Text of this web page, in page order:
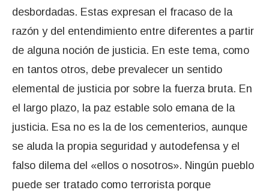
desbordadas. Estas expresan el fracaso de la
razón y del entendimiento entre diferentes a partir
de alguna noción de justicia. En este tema, como
en tantos otros, debe prevalecer un sentido
elemental de justicia por sobre la fuerza bruta. En
el largo plazo, la paz estable solo emana de la
justicia. Esa no es la de los cementerios, aunque
se aluda la propia seguridad y autodefensa y el
falso dilema del «ellos o nosotros». Ningún pueblo
puede ser tratado como terrorista porque